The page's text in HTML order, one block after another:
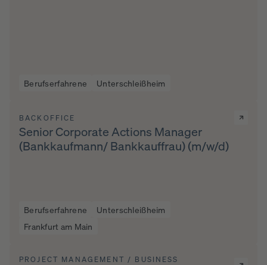
Berufserfahrene Unterschleißheim
BACKOFFICE
Senior Corporate Actions Manager
(Bankkaufmann/ Bankkauffrau) (m/w/d)
Berufserfahrene
Unterschleißheim
Frankfurt am Main
PROJECT MANAGEMENT / BUSINESS